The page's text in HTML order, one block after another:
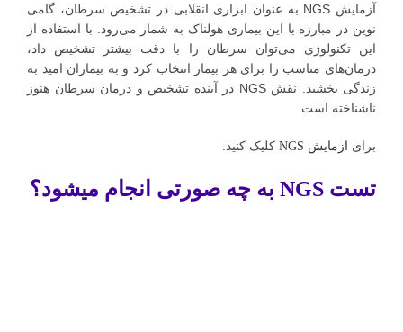
آزمایش NGS به عنوان ابزاری انقلابی در تشخیص سرطان، گامی
نوین در مبارزه با این بیماری هولناک به شمار می‌رود. با استفاده از
این تکنولوژی می‌توان سرطان را با دقت بیشتر تشخیص داد،
درمان‌های مناسب را برای هر بیمار انتخاب کرد و به بیماران امید به
زندگی بخشید. نقش NGS در آینده تشخیص و درمان سرطان هنوز
ناشناخته است
برای ازمایش NGS کلیک کنید.
تست NGS به چه صورتی انجام میشود؟